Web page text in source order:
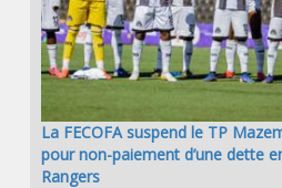
La FECOFA suspend le TP
pour non-paiement d’une dette
Rangers